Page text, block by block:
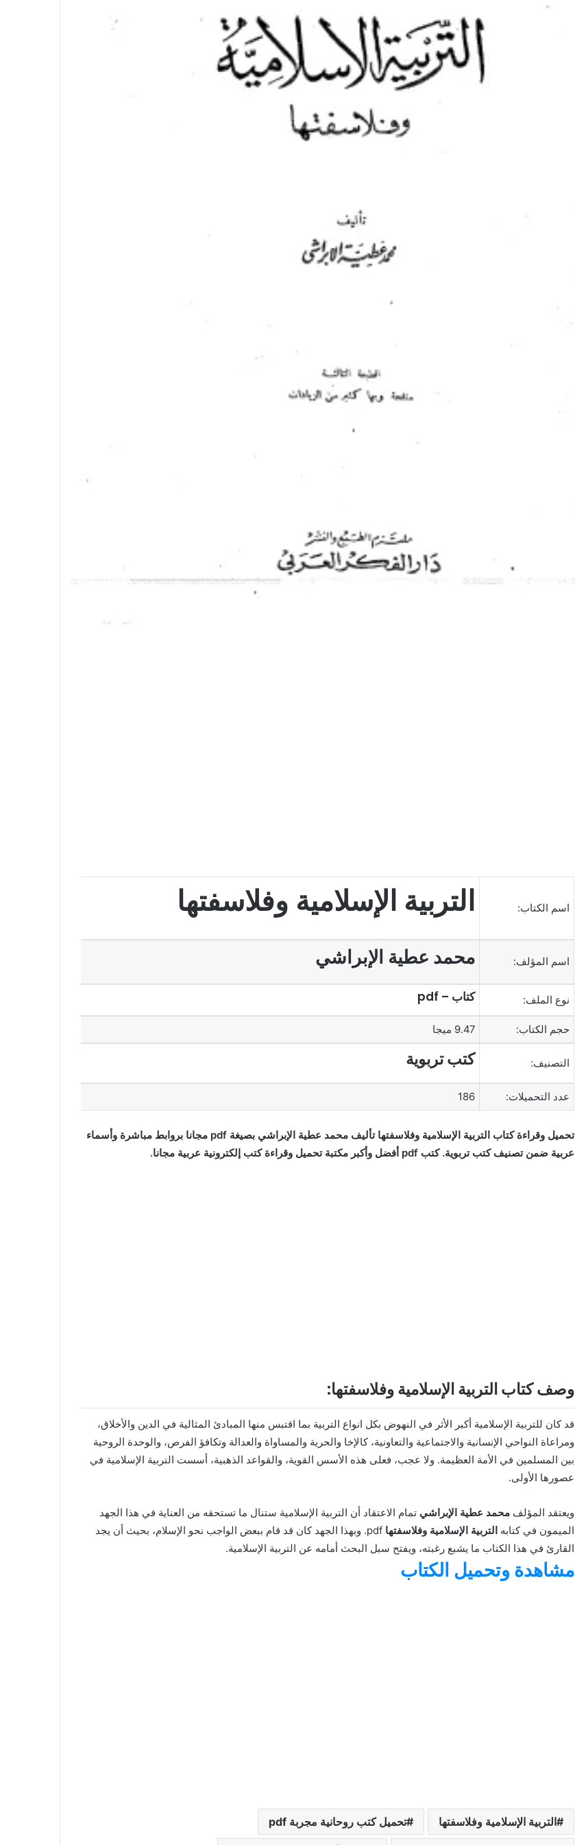
اسم الكتاب: التربية الإسلامية وفلاسفتها
اسم المؤلف: محمد عطية الإبراشي
نوع الملف: كتاب – pdf
حجم الكتاب: 9.47 ميجا
التصنيف: كتب تربوية
عدد التحميلات: 186
تحميل وقراءة كتاب التربية الإسلامية وفلاسفتها تأليف محمد عطية الإبراشي بصيغة pdf مجانا بروابط مباشرة وأسماء
عربية ضمن تصنيف كتب تربوية. كتب pdf أفضل وأكبر مكتبة تحميل وقراءة كتب إلكترونية عربية مجانا.
وصف كتاب التربية الإسلامية وفلاسفتها:
قد كان للتربية الإسلامية أكبر الأثر في النهوض بكل انواع التربية بما اقتبس منها المبادئ المثالية في الدين والأخلاق،
ومراعاة النواحي الإنسانية والاجتماعية والتعاونية، كالإخا والحرية والمساواة والعدالة وتكافؤ الفرص، والوحدة الروحية
بين المسلمين في الأمة العظيمة. ولا عجب، فعلى هذه الأسس القوية، والقواعد الذهبية، أسست التربية الإسلامية في
عصورها الأولى.
ويعتقد المؤلف محمد عطية الإبراشي تمام الاعتقاد أن التربية الإسلامية ستنال ما تستحقه من العناية في هذا الجهد
الميمون في كتابه التربية الإسلامية وفلاسفتها
pdf. وبهذا الجهد كان قد قام ببعض الواجب نحو الإسلام، بحيث أن يجد
القارئ في هذا الكتاب ما يشبع رغبته، ويفتح سبل البحث أمامه عن التربية الإسلامية.
مشاهدة وتحميل الكتاب
التربية الإسلامية وفلاسفتها تحميل كتب روحانية مجربة pdf